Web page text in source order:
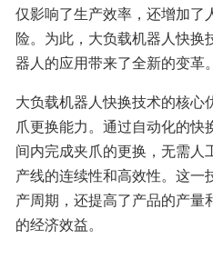
仅影响了生产效率，还增加了
险。为此，大负载机器人快换
器人的应用带来了全新的变革。
大负载机器人快换技术的核心
爪更换能力。通过自动化的
间内完成夹爪的更换，无需人
产线的连续性和高效性。这一
产周期，还提高了产品的产量
的经济效益。